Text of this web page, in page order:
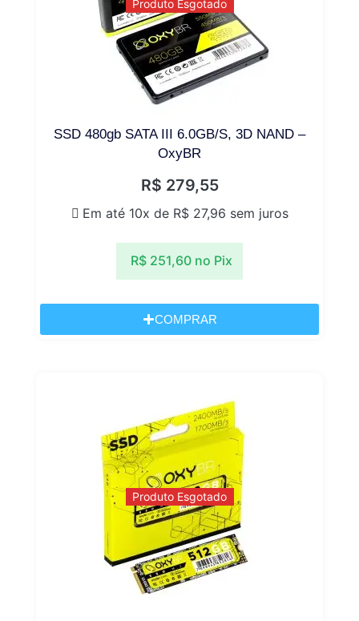
Produto Esgotado
SSD 480gb SATA III 6.0GB/S, 3D NAND –
OxyBR
R$ 279,55
Em até 10x de R$27,96 sem juros
R$251,60 no Pix
COMPRAR
Produto Esgotado